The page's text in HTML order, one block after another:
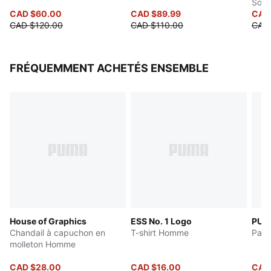
CAD $60.00
CAD $120.00
CAD $89.99
CAD $110.00
FRÉQUEMMENT ACHETÉS ENSEMBLE
House of Graphics
Chandail à capuchon en
molleton Homme
CAD $28.00
ESS No. 1 Logo
T-shirt Homme
CAD $16.00